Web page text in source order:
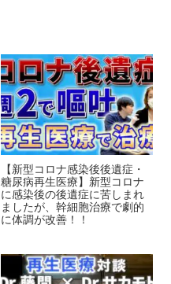
【新型コロナ感染後後遺症・
糖尿病再生医療】新型コロナ
に感染後の後遺症に苦しまれ
ましたが、幹細胞治療で劇的
に体調が改善！！